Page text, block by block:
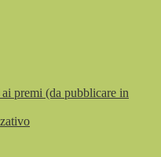
premi (da pubblicare in